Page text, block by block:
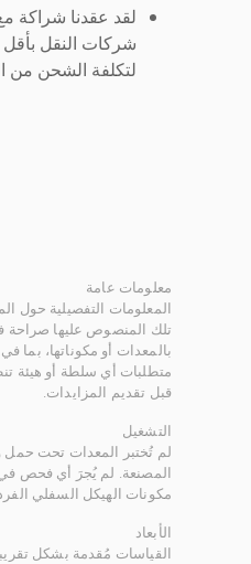
لقد عقدنا
شركات النقل
لتكلفة الشحن من
معلومات عامة
المعلومات التفصيلية حول
تلك المنصوص عليها صراحة
بالمعدات أو مكوناتها، بما
متطلبات أي سلطة أو هيئة
قبل تقديم المزايدات.
التشغيل
لم تُختبر المعدات تحت
المصنعة. لم يُجرَ أي فحص
مكونات الهيكل السفلي
الأبعاد
القياسات مُقدمة بشكل